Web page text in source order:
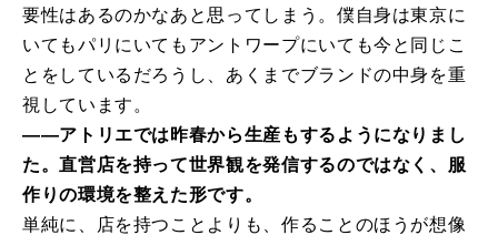
要性はあるのかなあと思ってしまう。僕自身は東京に
いてもパリにいてもアントワープにいても今と同じこ
とをしているだろうし、あくまでブランドの中身を重
視しています。
――アトリエでは昨春から生産もするようになりまし
た。直営店を持って世界観を発信するのではなく、服
作りの環境を整えた形です。
単純に、店を持つことよりも、作ることのほうが想像